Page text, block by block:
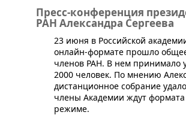
Пресс-конференция
РАН Александра Сергеева
​​23 июня в Российской
онлайн-формате прошло
членов РАН. В нем принимало
2000 человек. По мнению
дистанционное собрание
члены Академии ждут
режиме.